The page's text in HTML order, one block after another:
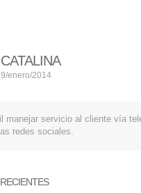
CATALINA
9/enero/2014
manejar servicio al cliente vía
redes sociales.